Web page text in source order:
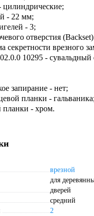
цилиндрические;
- 22 мм;
- 3;
отверстия
секретности врезного
10295 - сувальдный
запирание - нет;
планки - гальваника;
планки - хром.
врезной
для
дверей
средний
2